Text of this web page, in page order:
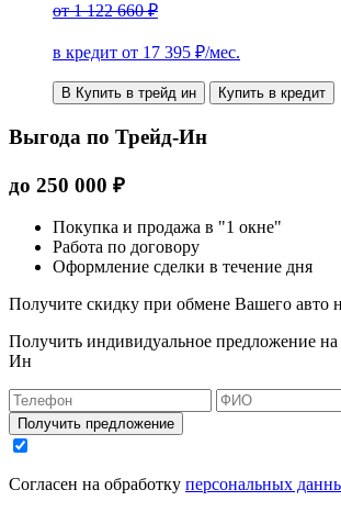
от1 122 660 ₽
в кредит от 17 395 ₽/мес.
В Купить в трейд ин Купить в кредит
Выгода по Трейд-Ин
до 250 000 ₽
Покупка и продажа в "1 окне"
Работа по договору
Оформление сделки в течение дня
Получите скидку при обмене Вашего авто
Получить индивидуальное предложение
Ин
Получить предложение
Согласен на обработку персональных